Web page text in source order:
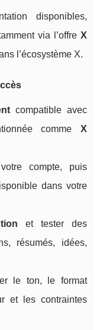
disponibles,
via l’offre X
l’écosystème X.
compatible avec
comme X
compte, puis
dans votre
et tester des
résumés, idées,
le ton, le format
et les contraintes